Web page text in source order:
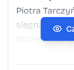
Piotra
sięgnął po
dostępna od